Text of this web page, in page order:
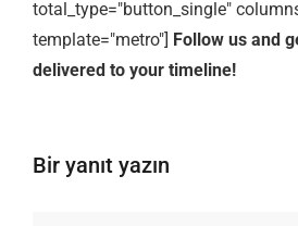
total_type="button_single"
template="metro"] Follow us and
delivered to your timeline!
Bir yanıt yazın